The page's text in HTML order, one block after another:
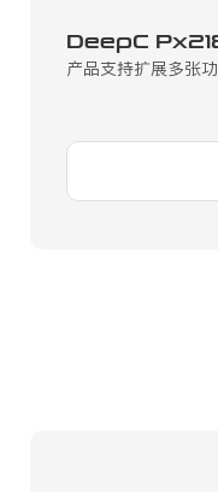
DeepC
产品支持扩展多张